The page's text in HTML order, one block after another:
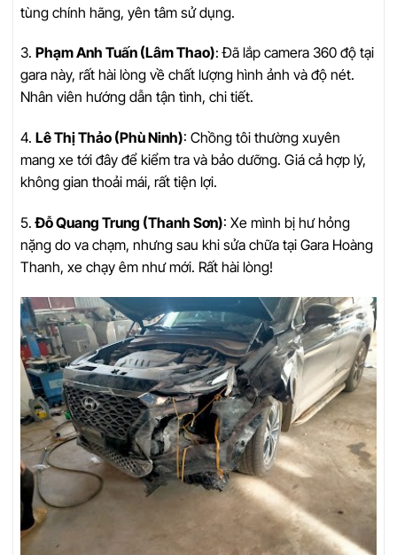
tùng chính hãng, yên tâm sử dụng.
3. Phạm Anh Tuấn (Lâm Thao): Đã lắp camera 360 độ tại
gara này, rất hài lòng về chất lượng hình ảnh và độ nét.
Nhân viên hướng dẫn tận tình, chi tiết.
4. Lê Thị Thảo (Phù Ninh): Chồng tôi thường xuyên
mang xe tới đây để kiểm tra và bảo dưỡng. Giá cả hợp lý,
không gian thoải mái, rất tiện lợi.
5.Đỗ Quang Trung (Thanh Sơn): Xe mình bị hư hỏng
nặng do va chạm, nhưng sau khi sửa chữa tại Gara Hoàng
Thanh, xe chạy êm như mới. Rất hài lòng!